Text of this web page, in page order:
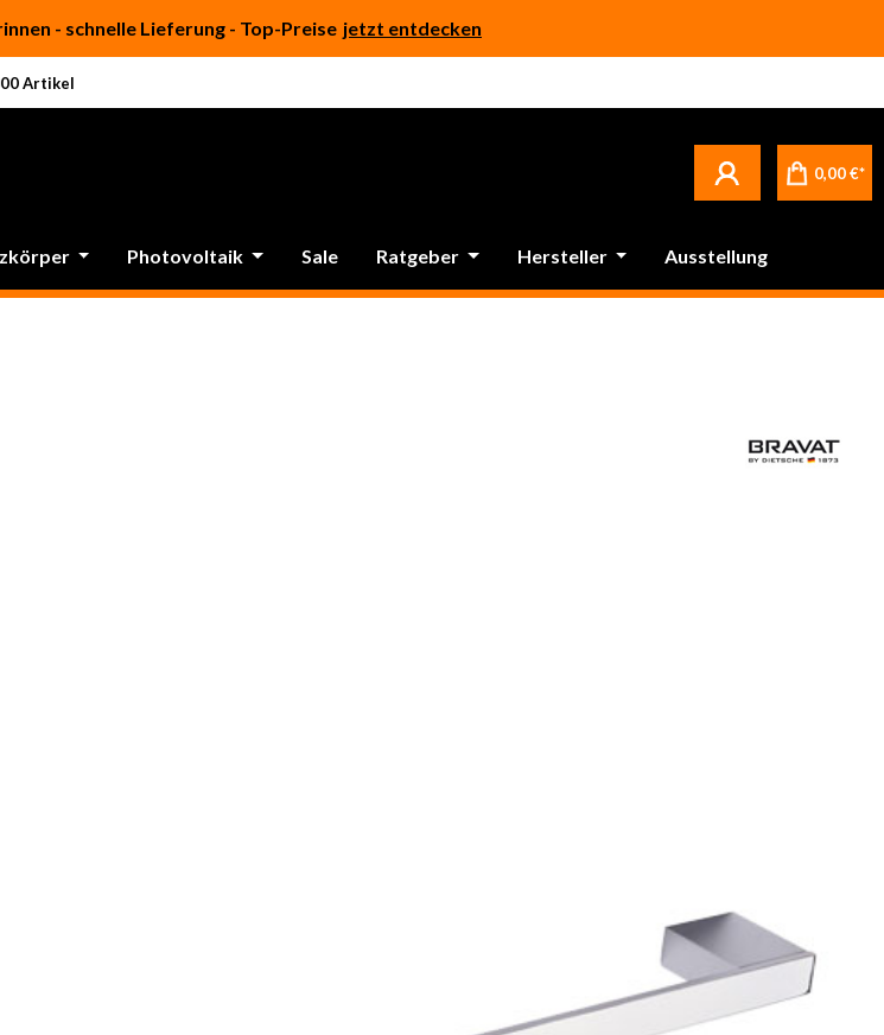
- schnelle Lieferung - Top-Preise jetzt entdecken
Artikel
0,00 €*
Photovoltaik Sale Ratgeber Hersteller Ausstellung